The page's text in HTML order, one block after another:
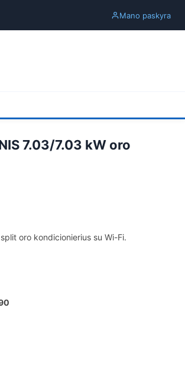
Mano paskyra
7.03/7.03 kW oro
oro kondicionierius su Wi-Fi.